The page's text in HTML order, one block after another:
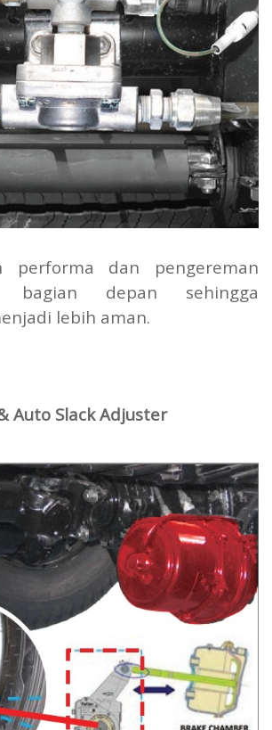
performa dan pengereman
depan sehingga
lebih aman.
Auto Slack Adjuster